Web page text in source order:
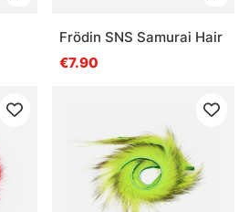
Frödin SNS Samurai Hair
€7.90